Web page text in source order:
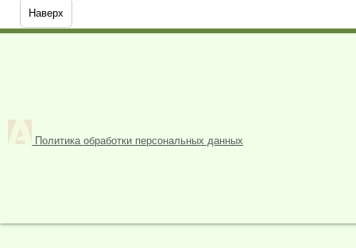
Наверх
Политика обработки персональных данных